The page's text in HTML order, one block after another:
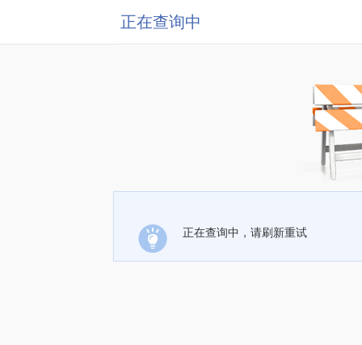
正在查询中
正在查询中，请刷新重试